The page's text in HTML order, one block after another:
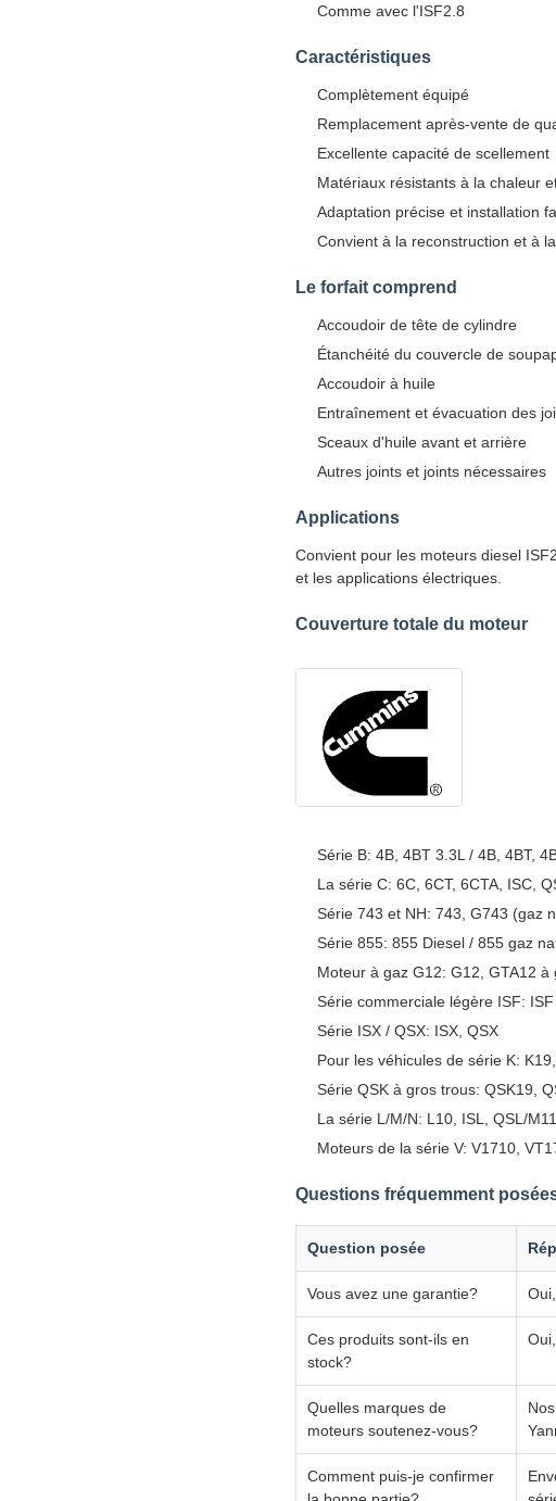
Comme avec l'ISF2.8
Caractéristiques
Complètement équipé
Remplacement après-vente de
Excellente capacité de scellement
Matériaux résistants à la chaleur
Adaptation précise et installation
Convient à la reconstruction et à
Le forfait comprend
Accoudoir de tête de cylindre
Étanchéité du couvercle de
Accoudoir à huile
Entraînement et évacuation des
Sceaux d'huile avant et arrière
Autres joints et joints nécessaires
Applications
Convient pour les moteurs diesel
et les applications électriques.
Couverture totale du moteur
Série B: 4B, 4BT 3.3L / 4B, 4BT,
La série C: 6C, 6CT, 6CTA, ISC,
Série 743 et NH: 743, G743 (gaz
Série 855: 855 Diesel / 855 gaz
Moteur à gaz G12: G12, GTA12 à
Série commerciale légère ISF: ISF
Série ISX / QSX: ISX, QSX
Pour les véhicules de série K:
Série QSK à gros trous: QSK19,
La série L/M/N: L10, ISL, QSL/
Moteurs de la série V: V1710,
Questions fréquemment
Question posée
Vous avez une garantie?
Ces produits sont-ils en
stock?
Quelles marques de
moteurs soutenez-vous?
Comment puis-je confirmer